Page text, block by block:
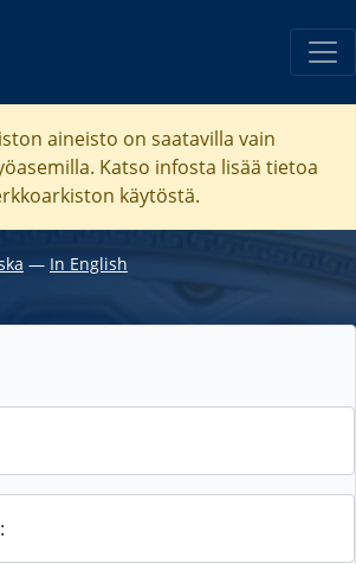
aineisto on saatavilla vain
Katso infosta lisää tietoa
käytöstä.
― In English